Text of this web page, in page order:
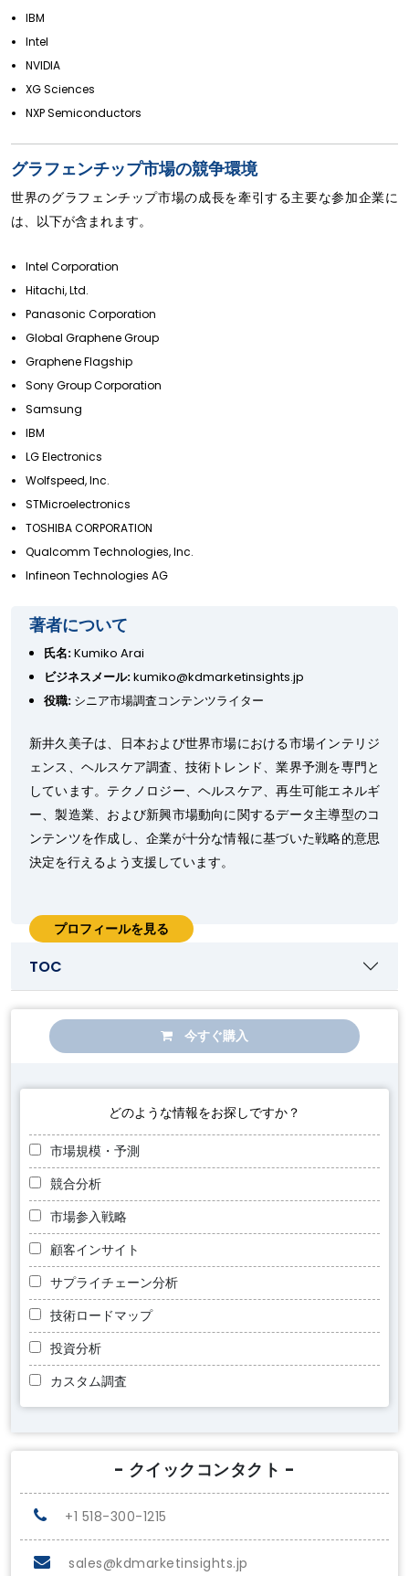
IBM
Intel
NVIDIA
XG Sciences
NXP Semiconductors
グラフェンチップ市場の競争環境
世界のグラフェンチップ市場の成長を牽引する主要な参加企業に
は、以下が含まれます。
Intel Corporation
Hitachi, Ltd.
Panasonic Corporation
Global Graphene Group
Graphene Flagship
Sony Group Corporation
Samsung
IBM
LG Electronics
Wolfspeed, Inc.
STMicroelectronics
TOSHIBA CORPORATION
Qualcomm Technologies, Inc.
Infineon Technologies AG
著者について
氏名:Kumiko Arai
ビジネスメール:kumiko@kdmarketinsights.jp
役職: シニア市場調査コンテンツライター
新井久美子は、日本および世界市場における市場インテリジ
ェンス、ヘルスケア調査、技術トレンド、業界予測を専門と
しています。テクノロジー、ヘルスケア、再生可能エネルギ
ー、製造業、および新興市場動向に関するデータ主導型のコ
ンテンツを作成し、企業が十分な情報に基づいた戦略的意思
決定を行えるよう支援しています。
プロフィールを見る
TOC
今すぐ購入
どのような情報をお探しですか？
市場規模・予測
競合分析
市場参入戦略
顧客インサイト
サプライチェーン分析
技術ロードマップ
投資分析
カスタム調査
- クイックコンタクト -
+1 518-300-1215
sales@kdmarketinsights.jp